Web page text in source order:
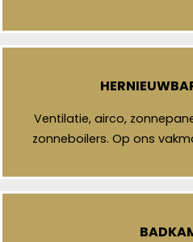
Ventilatie, airco,
zonneboilers. Op ons